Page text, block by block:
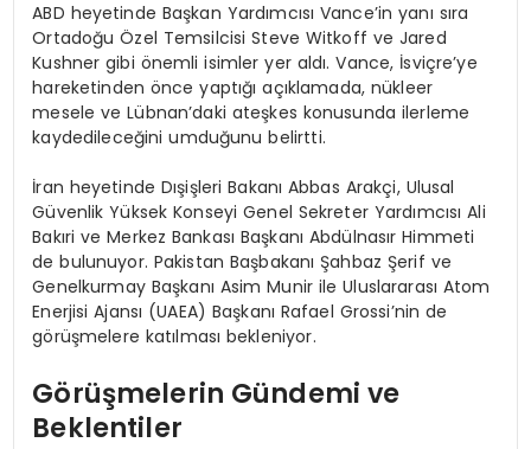
ABD heyetinde Başkan Yardımcısı Vance’in yanı sıra
Ortadoğu Özel Temsilcisi Steve Witkoff ve Jared
Kushner gibi önemli isimler yer aldı. Vance, İsviçre’ye
hareketinden önce yaptığı açıklamada, nükleer
mesele ve Lübnan’daki ateşkes konusunda ilerleme
kaydedileceğini umduğunu belirtti.
İran heyetinde Dışişleri Bakanı Abbas Arakçi, Ulusal
Güvenlik Yüksek Konseyi Genel Sekreter Yardımcısı Ali
Bakıri ve Merkez Bankası Başkanı Abdülnasır Himmeti
de bulunuyor. Pakistan Başbakanı Şahbaz Şerif ve
Genelkurmay Başkanı Asim Munir ile Uluslararası Atom
Enerjisi Ajansı (UAEA) Başkanı Rafael Grossi’nin de
görüşmelere katılması bekleniyor.
Görüşmelerin Gündemi ve
Beklentiler